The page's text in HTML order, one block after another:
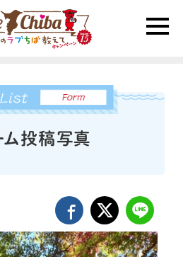
toggle